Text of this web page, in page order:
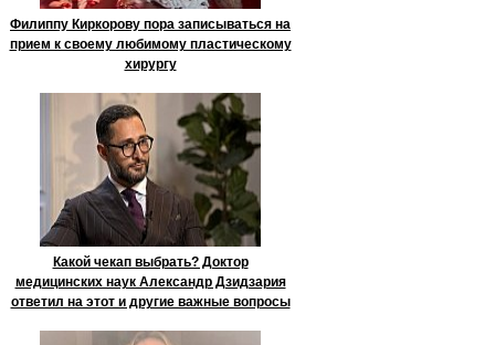
Филиппу Киркорову пора записываться на
прием к своему любимому пластическому
хирургу
Какой чекап выбрать? Доктор
медицинских наук Александр Дзидзария
ответил на этот и другие важные вопросы